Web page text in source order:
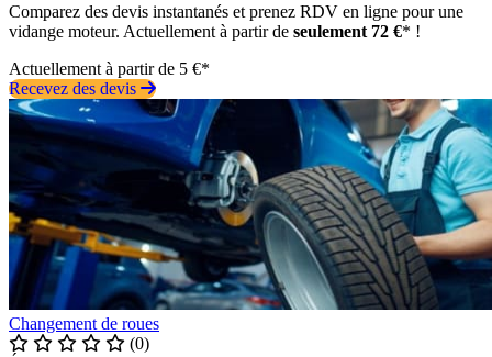
Comparez des devis instantanés et prenez RDV en ligne pour une
vidange moteur. Actuellement à partir de seulement 72 €* !
Actuellement à partir de 5 €*
Recevez des devis
Changement de roues
(0)